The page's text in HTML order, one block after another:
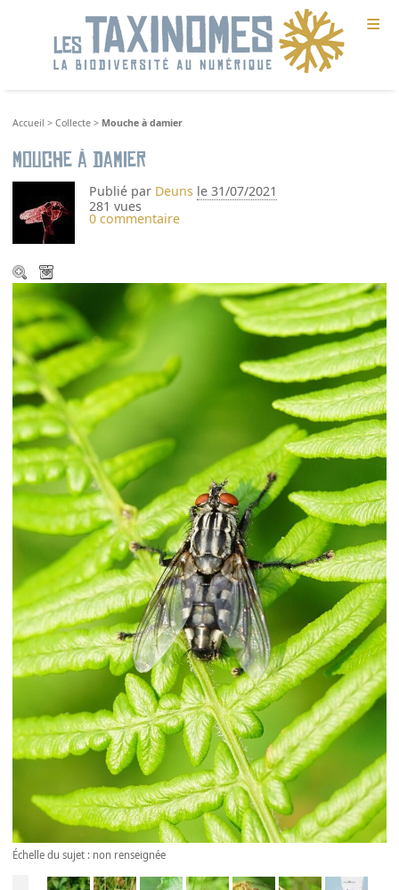
≡
Accueil >Collecte > Mouche à damier
Mouche à damier
Publié par Deuns le 31/07/2021
281 vues
0 commentaire
Échelle du sujet : non renseignée